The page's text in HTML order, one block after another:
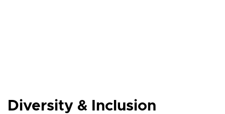
Diversity & Inclusion